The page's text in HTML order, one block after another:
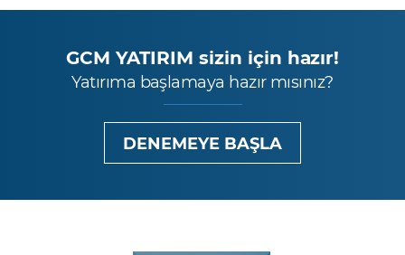
GCM YATIRIM sizin için hazır!
Yatırıma başlamaya hazır mısınız?
DENEMEYE BAŞLA